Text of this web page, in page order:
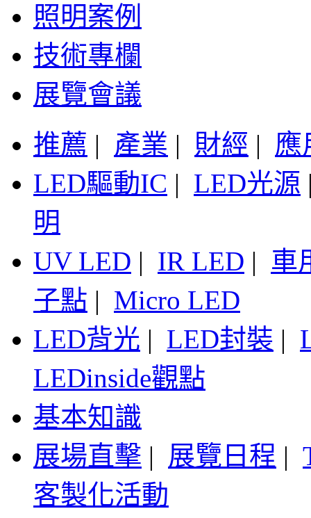
照明案例
技術專欄
展覽會議
推薦 | 產業 | 財經 | 應
LED驅動IC | LED光源
明
UV LED | IR LED | 車
子點 | Micro LED
LED背光 | LED封裝 |
LEDinside觀點
基本知識
展場直擊 | 展覽日程 |
客製化活動